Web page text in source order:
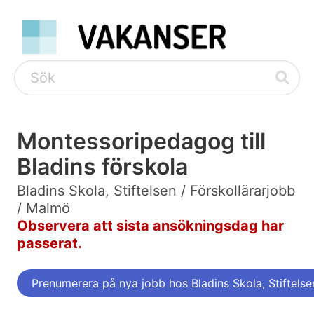
Montessoripedagog till
Bladins förskola
Bladins Skola, Stiftelsen / Förskollärarjobb
/ Malmö
Observera att sista ansökningsdag har
passerat.
Prenumerera på nya jobb hos Bladins Skola,